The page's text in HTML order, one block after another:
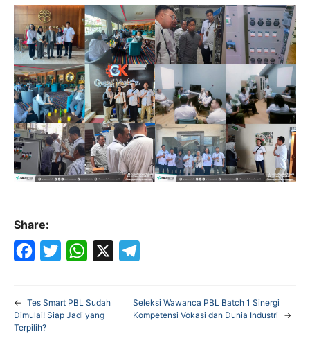
Share:
c
e
i
t
a
← Tes Smart PBL Sudah
Dimulai! Siap Jadi yang
Terpilih?
Seleksi Wawanca PBL Batch 1 Sinergi
Kompetensi Vokasi dan Dunia Industri
→